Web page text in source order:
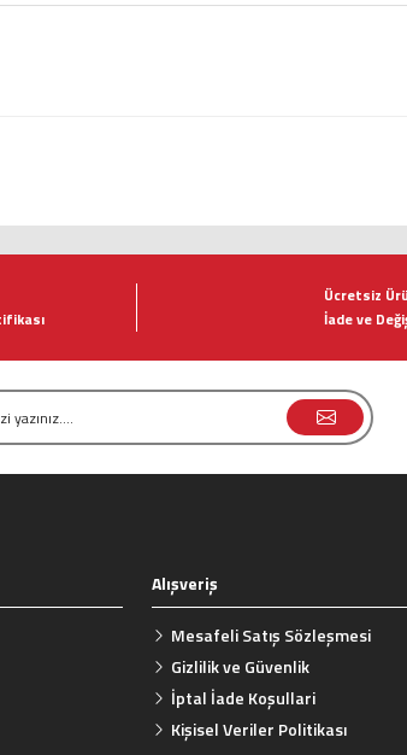
Ücretsiz
İade ve
Alışveriş
Mesafeli Satış Sözleşmesi
Gizlilik ve Güvenlik
İptal İade Koşullari
Kişisel Veriler Politikası